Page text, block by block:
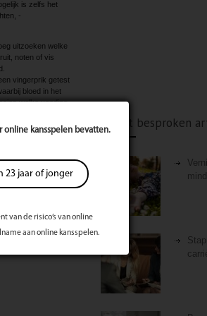
kansspelen bevatten.
23 jaar of jonger
van de risico’s van online
aan online kansspelen.
is zelfs het
uitzoeken welke
noten of vis
vingerprik getest
bloed in het
welke voeding
Meest besproken